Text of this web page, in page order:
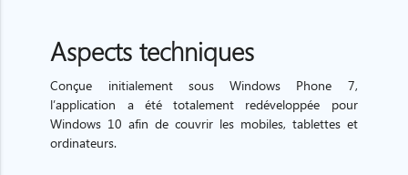
Aspects techniques
Conçue initialement sous Windows Phone 7,
l’application a été totalement redéveloppée pour
Windows 10 afin de couvrir les mobiles, tablettes et
ordinateurs.